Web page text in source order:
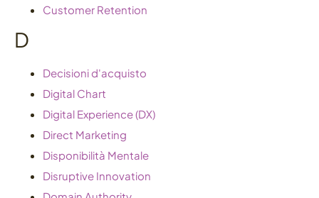
Customer Retention
D
Decisioni d'acquisto
Digital Chart
Digital Experience (DX)
Direct Marketing
Disponibilità Mentale
Disruptive Innovation